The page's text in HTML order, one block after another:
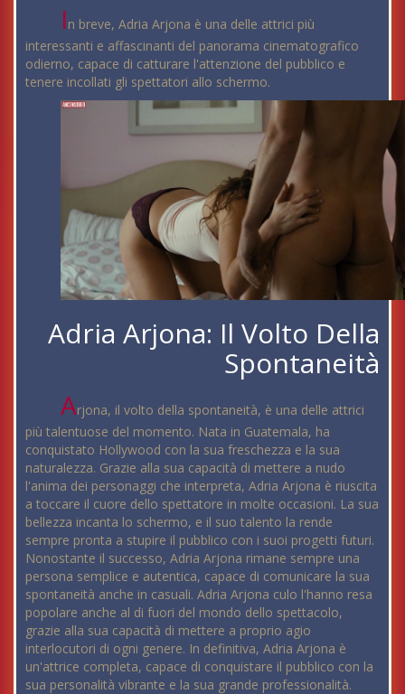
In breve, Adria Arjona è una delle attrici più
interessanti e affascinanti del panorama cinematografico
odierno, capace di catturare l'attenzione del pubblico e
tenere incollati gli spettatori allo schermo.
Adria Arjona: Il Volto Della
Spontaneità
Arjona, il volto della spontaneità, è una delle attrici
più talentuose del momento. Nata in Guatemala, ha
conquistato Hollywood con la sua freschezza e la sua
naturalezza. Grazie alla sua capacità di mettere a nudo
l'anima dei personaggi che interpreta, Adria Arjona è riuscita
a toccare il cuore dello spettatore in molte occasioni. La sua
bellezza incanta lo schermo, e il suo talento la rende
sempre pronta a stupire il pubblico con i suoi progetti futuri.
Nonostante il successo, Adria Arjona rimane sempre una
persona semplice e autentica, capace di comunicare la sua
spontaneità anche in casuali. Adria Arjona culo l'hanno resa
popolare anche al di fuori del mondo dello spettacolo,
grazie alla sua capacità di mettere a proprio agio
interlocutori di ogni genere. In definitiva, Adria Arjona è
un'attrice completa, capace di conquistare il pubblico con la
sua personalità vibrante e la sua grande professionalità.